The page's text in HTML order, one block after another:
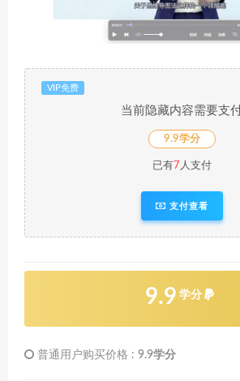
VIP免费
当前隐藏内容需要支
9.9学分
已有7 人支付
支付查看
9.9 学分
普通用户购买价格 : 9.9学分